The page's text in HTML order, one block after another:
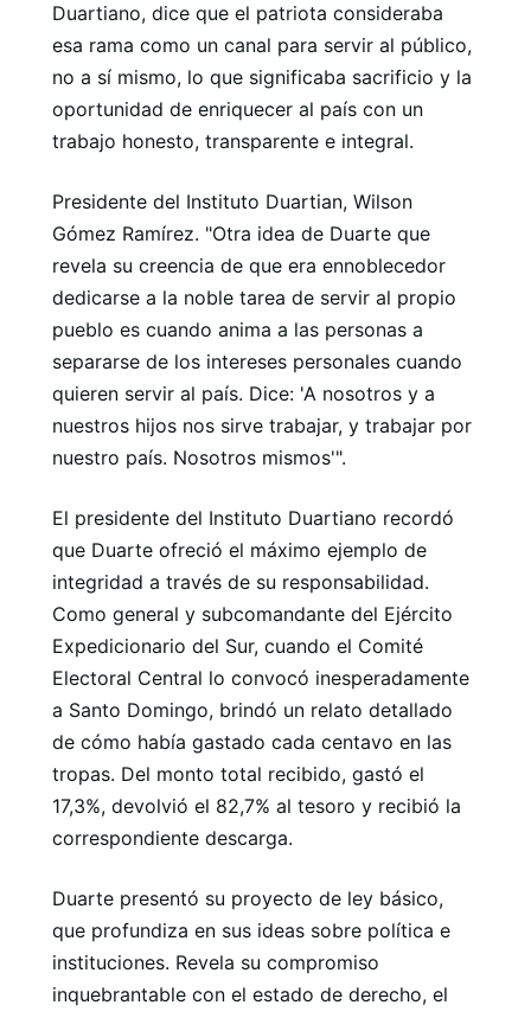
Duartiano, dice que el patriota consideraba
esa rama como un canal para servir al público,
no a sí mismo, lo que significaba sacrificio y la
oportunidad de enriquecer al país con un
trabajo honesto, transparente e integral.
Presidente del Instituto Duartian, Wilson
Gómez Ramírez. "Otra idea de Duarte que
revela su creencia de que era ennoblecedor
dedicarse a la noble tarea de servir al propio
pueblo es cuando anima a las personas a
separarse de los intereses personales cuando
quieren servir al país. Dice: 'A nosotros y a
nuestros hijos nos sirve trabajar, y trabajar por
nuestro país. Nosotros mismos'".
El presidente del Instituto Duartiano recordó
que Duarte ofreció el máximo ejemplo de
integridad a través de su responsabilidad.
Como general y subcomandante del Ejército
Expedicionario del Sur, cuando el Comité
Electoral Central lo convocó inesperadamente
a Santo Domingo, brindó un relato detallado
de cómo había gastado cada centavo en las
tropas. Del monto total recibido, gastó el
17,3%, devolvió el 82,7% al tesoro y recibió la
correspondiente descarga.
Duarte presentó su proyecto de ley básico,
que profundiza en sus ideas sobre política e
instituciones. Revela su compromiso
inquebrantable con el estado de derecho, el